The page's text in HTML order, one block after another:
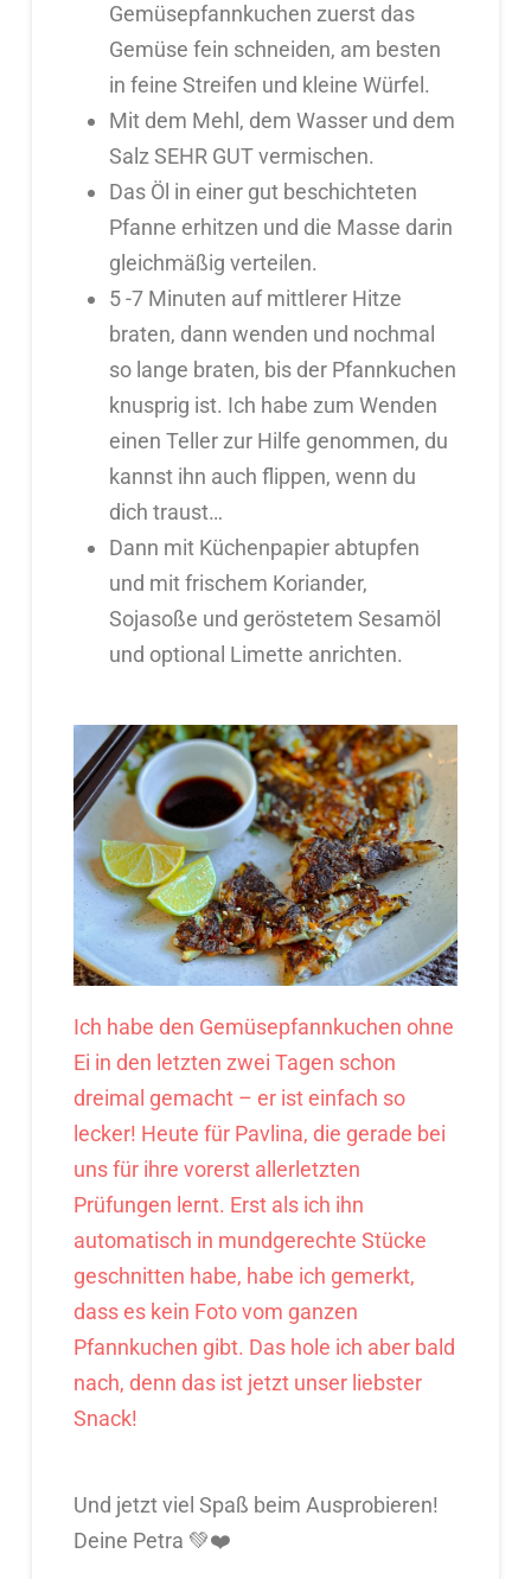
Gemüsepfannkuchen zuerst das
Gemüse fein schneiden, am besten
in feine Streifen und kleine Würfel.
Mit dem Mehl, dem Wasser und dem
Salz SEHR GUT vermischen.
Das Öl in einer gut beschichteten
Pfanne erhitzen und die Masse darin
gleichmäßig verteilen.
5 -7 Minuten auf mittlerer Hitze
braten, dann wenden und nochmal
so lange braten, bis der Pfannkuchen
knusprig ist. Ich habe zum Wenden
einen Teller zur Hilfe genommen, du
kannst ihn auch flippen, wenn du
dich traust…
Dann mit Küchenpapier abtupfen
und mit frischem Koriander,
Sojasoße und geröstetem Sesamöl
und optional Limette anrichten.
Ich habe den Gemüsepfannkuchen ohne
Ei in den letzten zwei Tagen schon
dreimal gemacht – er ist einfach so
lecker! Heute für Pavlina, die gerade bei
uns für ihre vorerst allerletzten
Prüfungen lernt. Erst als ich ihn
automatisch in mundgerechte Stücke
geschnitten habe, habe ich gemerkt,
dass es kein Foto vom ganzen
Pfannkuchen gibt. Das hole ich aber bald
nach, denn das ist jetzt unser liebster
Snack!
Und jetzt viel Spaß beim Ausprobieren!
Deine Petra 💚❤️